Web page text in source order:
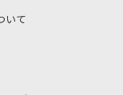
いて